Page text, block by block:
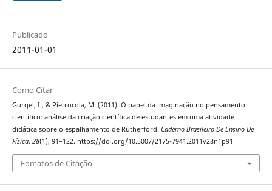
Publicado
2011-01-01
Como Citar
Gurgel, I., & Pietrocola, M. (2011). O papel da imaginação no pensamento
científico: análise da criação científica de estudantes em uma atividade
didática sobre o espalhamento de Rutherford. Caderno Brasileiro De Ensino De
Física, 28(1), 91–122. https://doi.org/10.5007/2175-7941.2011v28n1p91
Fomatos de Citação